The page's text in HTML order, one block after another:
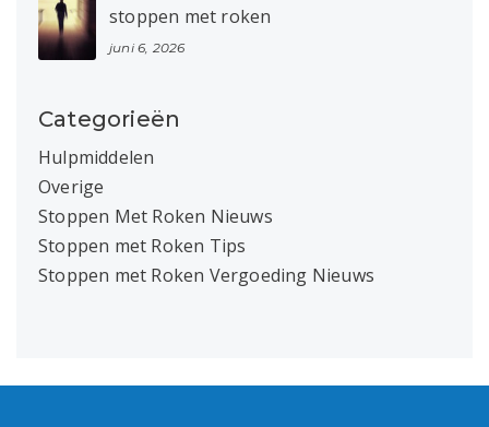
stoppen met roken
juni 6, 2026
Categorieën
Hulpmiddelen
Overige
Stoppen Met Roken Nieuws
Stoppen met Roken Tips
Stoppen met Roken Vergoeding Nieuws